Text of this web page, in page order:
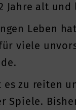
Jahre alt
Leben
viele
es zu reiten
Spiele.